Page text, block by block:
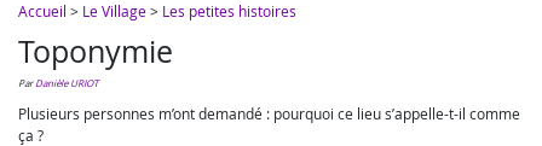
Accueil > Le Village> Les petites histoires
Toponymie
parDanièle URIOT
Plusieurs personnes m’ont demandé : pourquoi ce lieu s’appelle-t-il comme
ça ?